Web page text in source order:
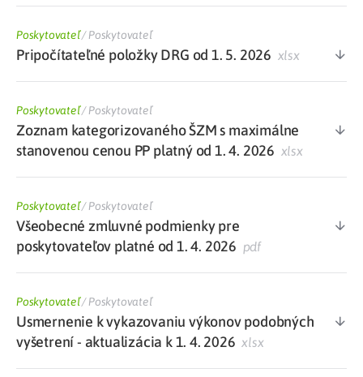
Poskytovateľ/Poskytovateľ
Pripočítateľné položky DRG od 1. 5. 2026 xlsx
Poskytovateľ/Poskytovateľ
Zoznam kategorizovaného ŠZM s maximálne
stanovenou cenou PP platný od 1. 4. 2026 xlsx
Poskytovateľ/Poskytovateľ
Všeobecné zmluvné podmienky pre
poskytovateľov platné od 1. 4. 2026 pdf
Poskytovateľ/Poskytovateľ
Usmernenie k vykazovaniu výkonov podobných
vyšetrení - aktualizácia k 1. 4. 2026 xlsx